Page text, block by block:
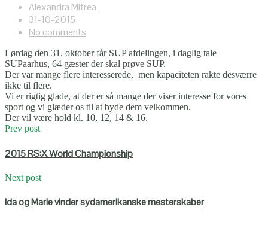
Alexandra Mitrea
31-10-2015
No comments
Lørdag den 31. oktober får SUP afdelingen, i daglig tale
SUPaarhus, 64 gæster der skal prøve SUP.
Der var mange flere interesserede, men kapaciteten rakte desværre
ikke til flere.
Vi er rigtig glade, at der er så mange der viser interesse for vores
sport og vi glæder os til at byde dem velkommen.
Der vil være hold kl. 10, 12, 14 & 16.
Prev post
2015 RS:X World Championship
Next post
Ida og Marie vinder sydamerikanske mesterskaber